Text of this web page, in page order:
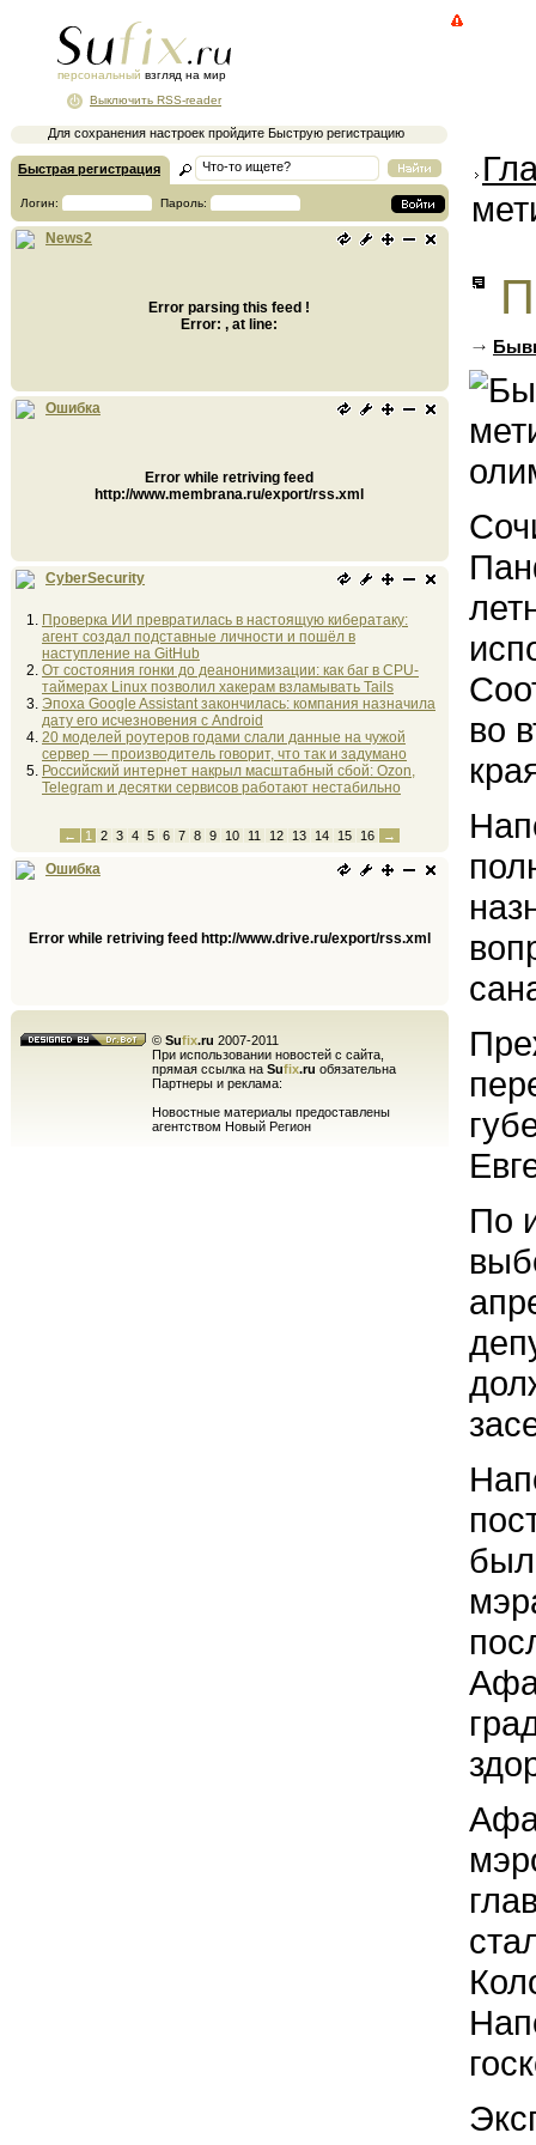
персональный взгляд на мир
Для сохранения настроек пройдите Быструю регистрацию
Выключить RSS-reader
Быстрая регистрация
Логин: Пароль:
News2
Error parsing this feed !
Error: , at line:
Ошибка
Error while retriving feed
http://www.membrana.ru/export/rss.xml
CyberSecurity
Проверка ИИ превратилась в настоящую кибератаку:
агент создал подставные личности и пошёл в
наступление на GitHub
От состояния гонки до деанонимизации: как баг в CPU-
таймерах Linux позволил хакерам взламывать Tails
Эпоха Google Assistant закончилась: компания назначила
дату его исчезновения с Android
20 моделей роутеров годами слали данные на чужой
сервер — производитель говорит, что так и задумано
Российский интернет накрыл масштабный сбой: Ozon,
Telegram и десятки сервисов работают нестабильно
← 1 2 3 4 5 6 7 8 9 10 11 12 13 14 15 16 →
Ошибка
Error while retriving feed http://www.drive.ru/export/rss.xml
© Sufix.ru 2007-2011
При использовании новостей с сайта,
прямая ссылка на Sufix.ru обязательна
Партнеры и реклама:
Новостные материалы предоставлены
агентством Новый Регион
во
По